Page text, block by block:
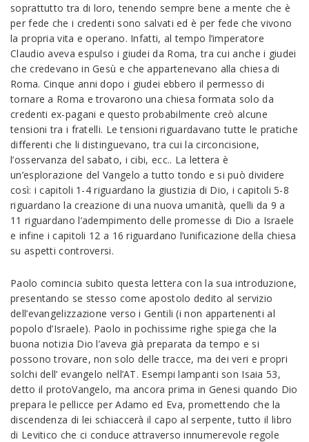
soprattutto tra di loro, tenendo sempre bene a mente che è
per fede che i credenti sono salvati ed è per fede che vivono
la propria vita e operano. Infatti, al tempo l’imperatore
Claudio aveva espulso i giudei da Roma, tra cui anche i giudei
che credevano in Gesù e che appartenevano alla chiesa di
Roma. Cinque anni dopo i giudei ebbero il permesso di
tornare a Roma e trovarono una chiesa formata solo da
credenti ex-pagani e questo probabilmente creò alcune
tensioni tra i fratelli. Le tensioni riguardavano tutte le pratiche
differenti che li distinguevano, tra cui la circoncisione,
l’osservanza del sabato, i cibi, ecc.. La lettera è
un’esplorazione del Vangelo a tutto tondo e si può dividere
così: i capitoli 1-4 riguardano la giustizia di Dio, i capitoli 5-8
riguardano la creazione di una nuova umanità, quelli da 9 a
11 riguardano l’adempimento delle promesse di Dio a Israele
e infine i capitoli 12 a 16 riguardano l’unificazione della chiesa
su aspetti controversi.
Paolo comincia subito questa lettera con la sua introduzione,
presentando se stesso come apostolo dedito al servizio
dell’evangelizzazione verso i Gentili (i non appartenenti al
popolo d’Israele). Paolo in pochissime righe spiega che la
buona notizia Dio l’aveva già preparata da tempo e si
possono trovare, non solo delle tracce, ma dei veri e propri
solchi dell’ evangelo nell’AT. Esempi lampanti son Isaia 53,
detto il protoVangelo, ma ancora prima in Genesi quando Dio
prepara le pellicce per Adamo ed Eva, promettendo che la
discendenza di lei schiaccerà il capo al serpente, tutto il libro
di Levitico che ci conduce attraverso innumerevole regole